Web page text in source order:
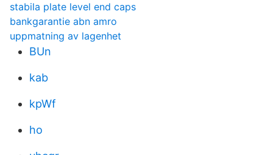
stabila plate level end caps
bankgarantie abn amro
uppmatning av lagenhet
BUn
kab
kpWf
ho